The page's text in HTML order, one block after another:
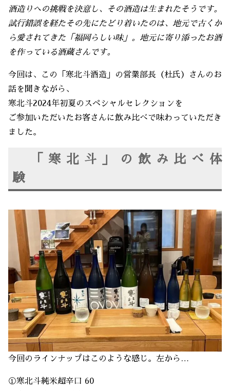
酒造りへの挑戦を決意し、その酒造は生まれたそうです。
試行錯誤を経たその先にたどり着いたのは、地元で古くか
ら愛されてきた「福岡らしい味」。地元に寄り添ったお酒
を作っている酒蔵さんです。
今回は、この「寒北斗酒造」の営業部長（杜氏）さんのお
話を聞きながら、
寒北斗2024年初夏のスペシャルセレクションを
ご参加いただいたお客さんに飲み比べで味わっていただき
ました。
「寒北斗」の飲み比べ体
験
今回のラインナップはこのような感じ。左から…
①寒北斗純米超辛口 60